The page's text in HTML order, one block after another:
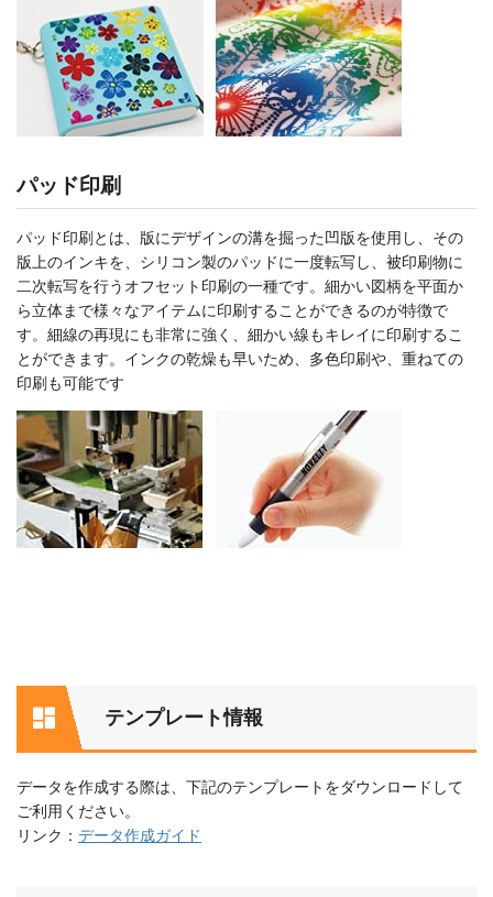
パッド印刷
パッド印刷とは、版にデザインの溝を掘った凹版を使用し、その
版上のインキを、シリコン製のパッドに一度転写し、被印刷物に
二次転写を行うオフセット印刷の一種です。細かい図柄を平面か
ら立体まで様々なアイテムに印刷することができるのが特徴で
す。細線の再現にも非常に強く、細かい線もキレイに印刷するこ
とができます。インクの乾燥も早いため、多色印刷や、重ねての
印刷も可能です
テンプレート情報
データを作成する際は、下記のテンプレートをダウンロードして
ご利用ください。
リンク： データ作成ガイド